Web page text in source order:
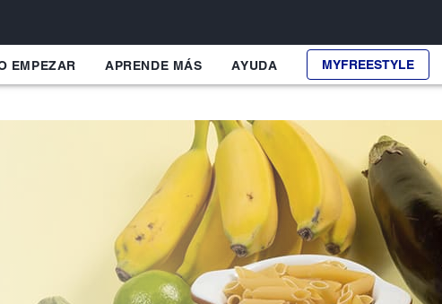
EMPEZAR APRENDE MÁS AYUDA MYFREESTYLE